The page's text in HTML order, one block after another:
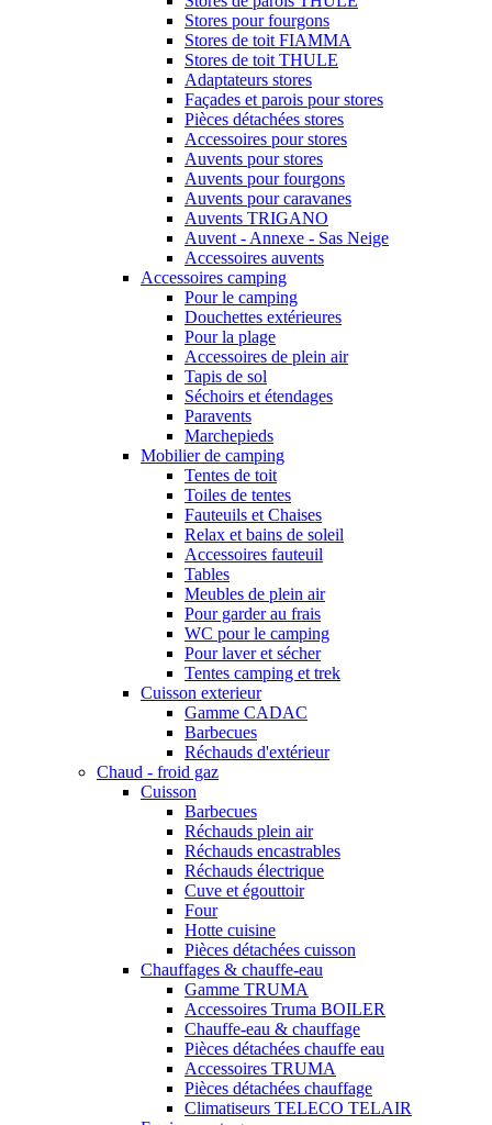
Stores pour fourgons
Stores de toit FIAMMA
Stores de toit THULE
Adaptateurs stores
Façades et parois pour stores
Pièces détachées stores
Accessoires pour stores
Auvents pour stores
Auvents pour fourgons
Auvents pour caravanes
Auvents TRIGANO
Auvent - Annexe - Sas Neige
Accessoires auvents
Accessoires camping
Pour le camping
Douchettes extérieures
Pour la plage
Accessoires de plein air
Tapis de sol
Séchoirs et étendages
Paravents
Marchepieds
Mobilier de camping
Tentes de toit
Toiles de tentes
Fauteuils et Chaises
Relax et bains de soleil
Accessoires fauteuil
Tables
Meubles de plein air
Pour garder au frais
WC pour le camping
Pour laver et sécher
Tentes camping et trek
Cuisson exterieur
Gamme CADAC
Barbecues
Réchauds d'extérieur
Chaud - froid gaz
Cuisson
Barbecues
Réchauds plein air
Réchauds encastrables
Réchauds électrique
Cuve et égouttoir
Four
Hotte cuisine
Pièces détachées cuisson
Chauffages & chauffe-eau
Gamme TRUMA
Accessoires Truma BOILER
Chauffe-eau & chauffage
Pièces détachées chauffe eau
Accessoires TRUMA
Pièces détachées chauffage
Climatiseurs TELECO TELAIR